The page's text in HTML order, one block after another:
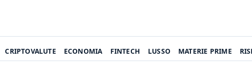
CRIPTOVALUTE ECONOMIA FINTECH LUSSO MATERIE PRIME